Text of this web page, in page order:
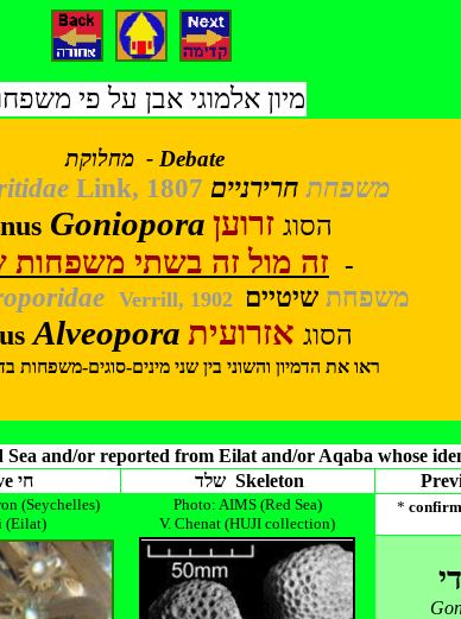
מיון אלמוגי אבן על פי
מחלוקת - Debate
Link, 1807 משפחת חרירניים
Goniopora הסוג זרוען
זה מול זה בשתי משפחות -
Verrill, 1902 משפחתשיטיים
Alveopora הסוג אזרועית
ראו את הדמיון והשוני בין שני מינים-סוגים-משפחות
Sea and/or reported from Eilat and/or Aqaba whose
Alive חי שלד Skeleton
(Seychelles)
(Eilat)
Photo: AIMS (Red Sea)
V. Chenat (HUJI collection)
*